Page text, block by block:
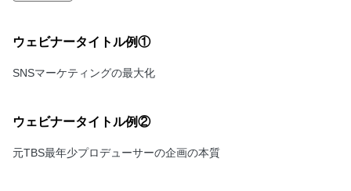
ウェビナータイトル例①
SNSマーケティングの最大化
ウェビナータイトル例②
元TBS最年少プロデューサーの企画の本質